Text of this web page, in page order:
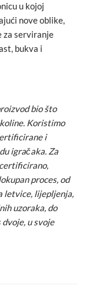
u kojoj
nove oblike,
za serviranje
bukva i
bio što
Koristimo
i
igračaka. Za
proces, od
letvice, lijepljenja,
uzoraka, do
u svoje